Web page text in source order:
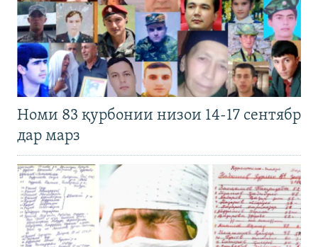
Номи 83 қурбонии низои 14-17 сентябр
дар марз